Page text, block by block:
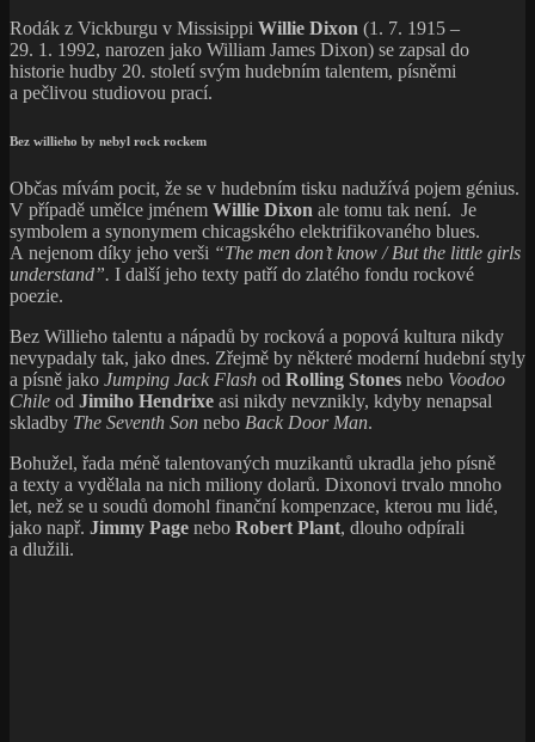
Rodák z Vickburgu v Missisippi Willie Dixon (1. 7. 1915 –
29. 1. 1992, narozen jako William James Dixon) se zapsal do
historie hudby 20. století svým hudebním talentem, písněmi
a pečlivou studiovou prací.
Bez willieho by nebyl rock rockem
Občas mívám pocit, že se v hudebním tisku nadužívá pojem génius.
V případě umělce jménem Willie Dixon ale tomu tak není. Je
symbolem a synonymem chicagského elektrifikovaného blues.
A nejenom díky jeho verši “The men don’t know / But the little girls
understand”. I další jeho texty patří do zlatého fondu rockové
poezie.
Bez Willieho talentu a nápadů by rocková a popová kultura nikdy
nevypadaly tak, jako dnes. Zřejmě by některé moderní hudební styly
a písně jako Jumping Jack Flash od Rolling Stones nebo Voodoo
Chile od Jimiho Hendrixe asi nikdy nevznikly, kdyby nenapsal
skladby The Seventh Son nebo Back Door Man.
Bohužel, řada méně talentovaných muzikantů ukradla jeho písně
a texty a vydělala na nich miliony dolarů. Dixonovi trvalo mnoho
let, než se u soudů domohl finanční kompenzace, kterou mu lidé,
jako např. Jimmy Page nebo Robert Plant, dlouho odpírali
a dlužili.